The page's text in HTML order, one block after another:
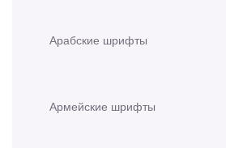
Арабские шрифты
Армейские шрифты